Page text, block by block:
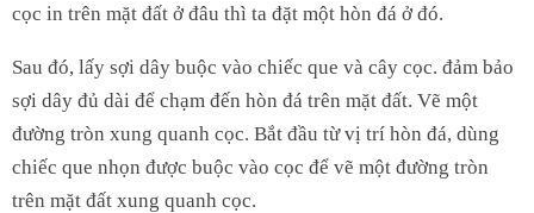
cọc in trên mặt đất ở đâu thì ta đặt một hòn đá ở đó.
Sau đó, lấy sợi dây buộc vào chiếc que và cây cọc. đảm bảo
sợi dây đủ dài để chạm đến hòn đá trên mặt đất. Vẽ một
đường tròn xung quanh cọc. Bắt đầu từ vị trí hòn đá, dùng
chiếc que nhọn được buộc vào cọc để vẽ một đường tròn
trên mặt đất xung quanh cọc.